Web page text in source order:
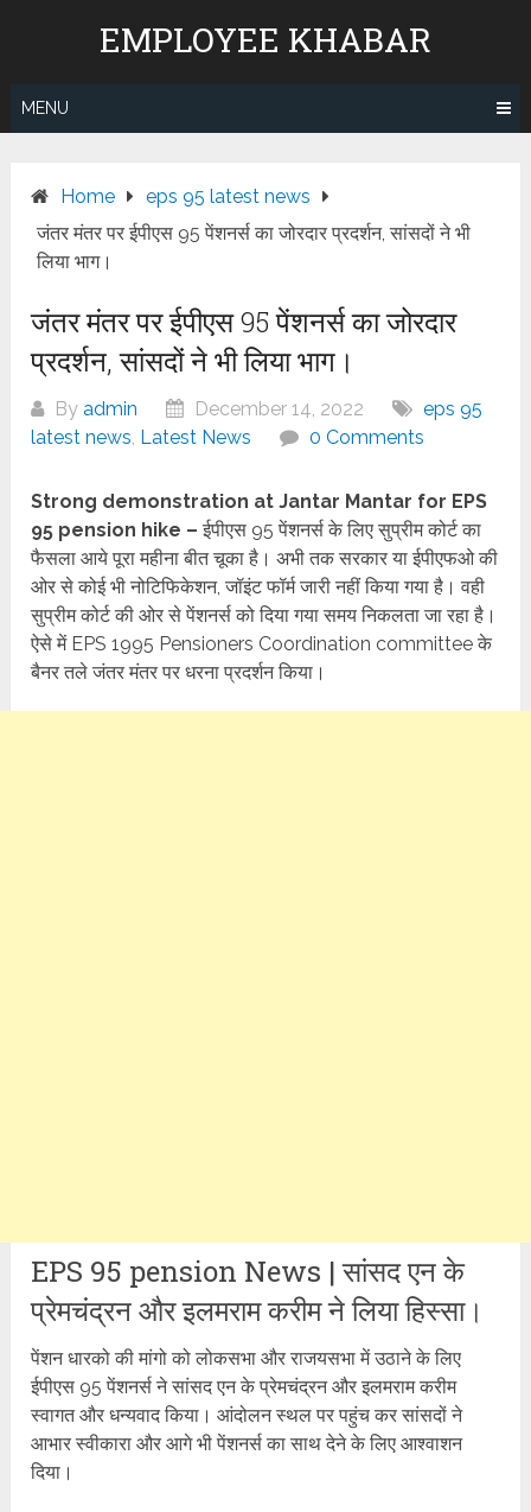
EMPLOYEE KHABAR
MENU
Home
eps 95 latest news
जंतर मंतर पर ईपीएस 95 पेंशनर्स का जोरदार प्रदर्शन, सांसदों ने भी
लिया भाग।
जंतर मंतर पर ईपीएस 95 पेंशनर्स का जोरदार
प्रदर्शन, सांसदों ने भी लिया भाग।
Byadmin December 14, 2022
eps 95
latest news, Latest News 0 Comments
Strong demonstration at Jantar Mantar for EPS
95 pension hike –ईपीएस 95 पेंशनर्स के लिए सुप्रीम कोर्ट का
फैसला आये पूरा महीना बीत चूका है। अभी तक सरकार या ईपीएफओ की
ओर से कोई भी नोटिफिकेशन, जॉइंट फॉर्म जारी नहीं किया गया है। वही
सुप्रीम कोर्ट की ओर से पेंशनर्स को दिया गया समय निकलता जा रहा है।
ऐसे में EPS 1995 Pensioners Coordination committee के
बैनर तले जंतर मंतर पर धरना प्रदर्शन किया।
EPS 95 pension News | सांसद एन के
प्रेमचंद्रन और इलमराम करीम ने लिया हिस्सा।
पेंशन धारको की मांगो को लोकसभा और राजयसभा में उठाने के लिए
ईपीएस 95 पेंशनर्स ने सांसद एन के प्रेमचंद्रन और इलमराम करीम
स्वागत और धन्यवाद किया। आंदोलन स्थल पर पहुंच कर सांसदों ने
आभार स्वीकारा और आगे भी पेंशनर्स का साथ देने के लिए आश्वाशन
दिया।